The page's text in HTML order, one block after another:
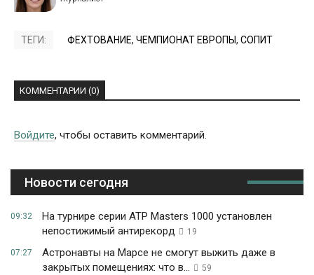
ТЕГИ: ФЕХТОВАНИЕ, ЧЕМПИОНАТ ЕВРОПЫ, СОПИТ
КОММЕНТАРИИ (0)
Войдите, чтобы оставить комментарий.
Новости сегодня
09:32
На турнире серии ATP Masters 1000 установлен
непостижимый антирекорд
19
07:27
Астронавты на Марсе не смогут выжить даже в
закрытых помещениях: что в...
59